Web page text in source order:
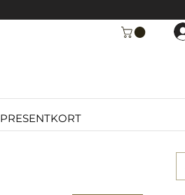
PRESENTKORT